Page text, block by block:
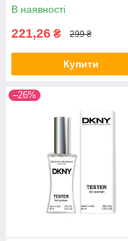
В наявності
221,26 ₴ 299 ₴
Купити
–26%